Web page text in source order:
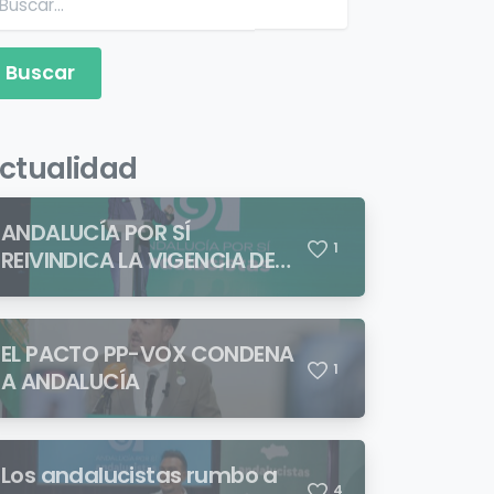
ANDALUCÍA POR SÍ
REIVINDICA LA VIGENCIA DE
BLAS INFANTE FRENTE A
QUIENES PRETENDEN NEGAR
LA IDENTIDAD ANDALUZA
1
EL PACTO PP-VOX CONDENA
A ANDALUCÍA
1
Los andalucistas rumbo a
4